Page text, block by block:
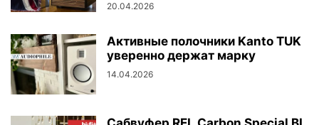
20.04.2026
Активные полочники Kanto TUK
уверенно держат марку
14.04.2026